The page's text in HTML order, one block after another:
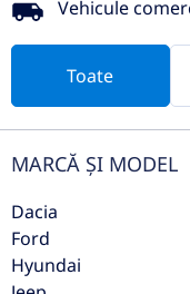
Vehicule
Toate
MARCĂ ȘI MODEL
Dacia
Ford
Hyundai